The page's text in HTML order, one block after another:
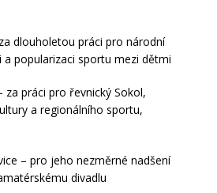
dlouholetou práci pro národní
popularizaci sportu mezi dětmi
za práci pro řevnický Sokol,
a regionálního sportu,
– pro jeho nezměrné nadšení
divadlu